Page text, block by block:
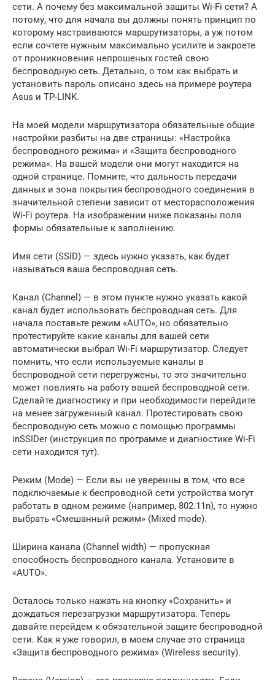
сети. А почему без максимальной защиты Wi-Fi сети? А
потому, что для начала вы должны понять принцип по
которому настраиваются маршрутизаторы, а уж потом
если сочтете нужным максимально усилите и закроете
от проникновения непрошеных гостей свою
беспроводную сеть. Детально, о том как выбрать и
установить пароль описано здесь на примере роутера
Asus и TP-LINK.
На моей модели маршрутизатора обязательные общие
настройки разбиты на две страницы: «Настройка
беспроводного режима» и «Защита беспроводного
режима«. На вашей модели они могут находится на
одной странице. Помните, что дальность передачи
данных и зона покрытия беспроводного соединения в
значительной степени зависит от месторасположения
Wi-Fi роутера. На изображении ниже показаны поля
формы обязательные к заполнению.
Имя сети (SSID) — здесь нужно указать, как будет
называться ваша беспроводная сеть.
Канал (Channel) — в этом пункте нужно указать какой
канал будет использовать беспроводная сеть. Для
начала поставьте режим «AUTO», но обязательно
протестируйте какие каналы для вашей сети
автоматически выбрал Wi-Fi маршрутизатор. Следует
помнить, что если используемые каналы в
беспроводной сети перегружены, то это значительно
может повлиять на работу вашей беспроводной сети.
Сделайте диагностику и при необходимости перейдите
на менее загруженный канал. Протестировать свою
беспроводную сеть можно с помощью программы
inSSIDer (инструкция по программе и диагностике Wi-Fi
сети находится тут).
Режим (Mode) — Если вы не уверенны в том, что все
подключаемые к беспроводной сети устройства могут
работать в одном режиме (например, 802.11n), то нужно
выбрать «Смешанный режим» (Mixed mode).
Ширина канала (Channel width) — пропускная
способность беспроводного канала. Установите в
«AUTO».
Осталось только нажать на кнопку «Сохранить» и
дождаться перезагрузки маршрутизатора. Теперь
давайте перейдем к обязательной защите беспроводной
сети. Как я уже говорил, в моем случае это страница
«Защита беспроводного режима» (Wireless security).